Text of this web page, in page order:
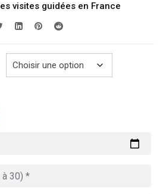
prix :
289.00€
729.00€
visites guidées en France